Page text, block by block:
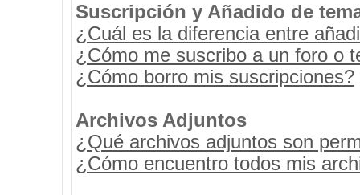
Suscripción y Añadido de
¿Cuál es la diferencia entre
¿Cómo me suscribo a un foro o
¿Cómo borro mis suscripciones?
Archivos Adjuntos
¿Qué archivos adjuntos son
¿Cómo encuentro todos mis